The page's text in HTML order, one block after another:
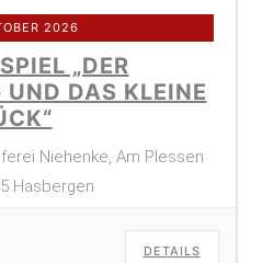
2026
„DER
UND DAS KLEINE
Niehenke, Am Plessen
Hasbergen
DETAILS